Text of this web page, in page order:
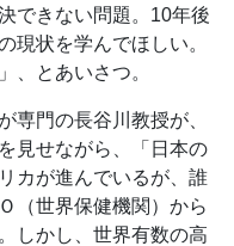
できない問題。10年後
現状を学んでほしい。
、とあいさつ。
門の長谷川教授が、
見せながら、「日本の
カが進んでいるが、誰
（世界保健機関）から
しかし、世界有数の高